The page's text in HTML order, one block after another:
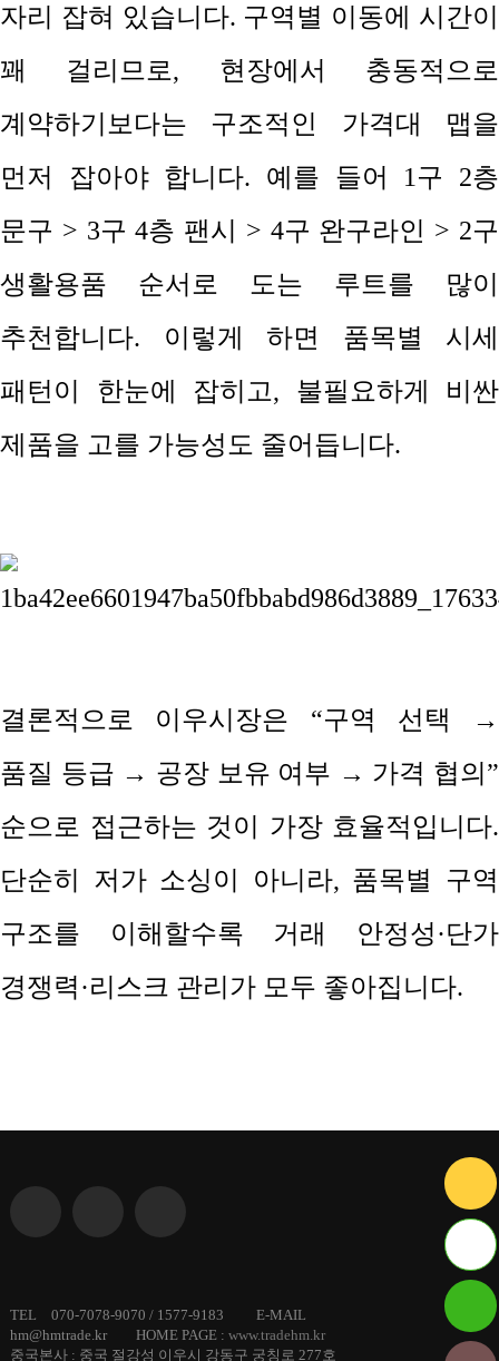
자리 잡혀 있습니다. 구역별 이동에 시간이
꽤 걸리므로, 현장에서 충동적으로
계약하기보다는 구조적인 가격대 맵을
먼저 잡아야 합니다. 예를 들어 1 구 2층
문구 > 3구 4층 팬시 > 4구 완구라인 > 2구
생활용품 순서로 도는 루트를 많이
추천합니다. 이렇게 하면 품목별 시세
패턴이 한눈에 잡히고, 불필요하게 비싼
제품을 고를 가능성도 줄어듭니다.
결론적으로 이우시장은 “구역 선택
→
품질 등급 → 공장 보유 여부 → 가격 협의 ”
순으로 접근하는 것이 가장 효율적입니다.
단순히 저가 소싱이 아니라, 품목별 구역
구조를 이해할수록 거래 안정성·단가
경쟁력·리스크 관리가 모두 좋아집니다.
TEL 070-7078-9070 / 1577-9183 E-MAIL
hm@hmtrade.kr HOME PAGE : www.tradehm.kr
중국본사 : 중국 절강성 이우시 강동구 궁칭로 277호